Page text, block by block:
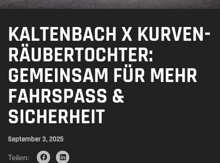
KALTENBACH X KURVEN-
RÄUBERTOCHTER:
GEMEINSAM FÜR MEHR
FAHRSPASS &
SICHERHEIT
September 3, 2025
Teilen: